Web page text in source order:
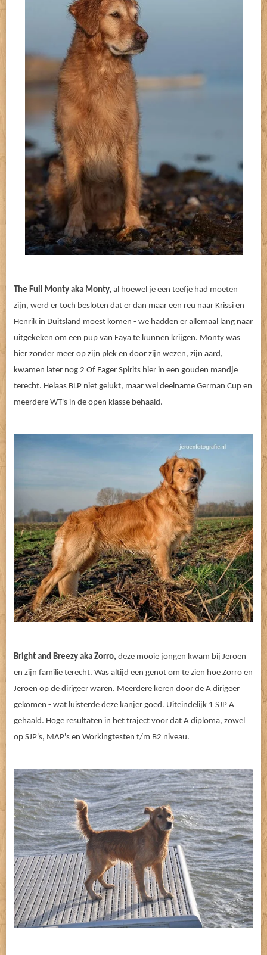
The Full Monty aka Monty, al hoewel je een teefje had moeten
zijn, werd er toch besloten dat er dan maar een reu naar Krissi en
Henrik in Duitsland moest komen - we hadden er allemaal lang naar
uitgekeken om een pup van Faya te kunnen krijgen. Monty was
hier zonder meer op zijn plek en door zijn wezen, zijn aard,
kwamen later nog 2 Of Eager Spirits hier in een gouden mandje
terecht. Helaas BLP niet gelukt, maar wel deelname German Cup en
meerdere WT's in de open klasse behaald.
Bright and Breezy aka Zorro, deze mooie jongen kwam bij Jeroen
en zijn familie terecht. Was altijd een genot om te zien hoe Zorro en
Jeroen op de dirigeer waren. Meerdere keren door de A dirigeer
gekomen - wat luisterde deze kanjer goed. Uiteindelijk 1 SJP A
gehaald. Hoge resultaten in het traject voor dat A diploma, zowel
op SJP's, MAP's en Workingtesten t/m B2 niveau.